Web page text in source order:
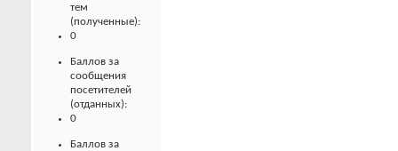
тем
(полученные):
0
Баллов за
сообщения
посетителей
(отданных):
0
Баллов за